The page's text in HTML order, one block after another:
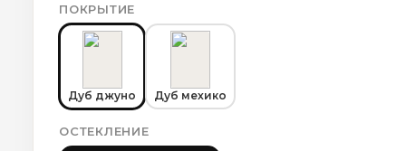
ПОКРЫТИЕ
Дуб джуно Дуб мехико
ОСТЕКЛЕНИЕ